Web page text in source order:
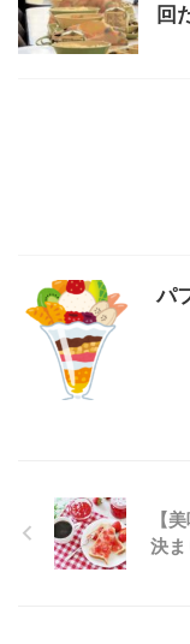
回
パ
【
決ま